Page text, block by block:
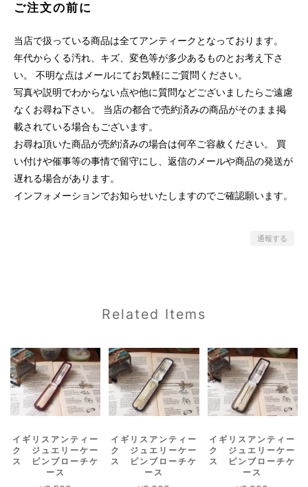
ご注文の前に
当店で扱っている商品は全てアンティークとなっております。
年代からくる汚れ、キズ、変色等が多少あるものとお考え下さ
い。 不明な点はメールにてお気軽にご質問ください。
写真や説明でわからない点や他に質問などございましたらご遠慮
なくお尋ね下さい。 当店の都合で売約済みの商品がそのまま掲
載されている場合もございます。
お尋ね頂いた商品が売約済みの場合は何卒ご容赦ください。 買
い付けや催事等の事情で留守にし、返信のメールや商品の発送が
遅れる場合があります。
インフォメーションでお知らせいたしますのでご確認願います。
通報する
Related Items
イギリスアンティー
ク ジュエリーケー
ス ピンブローチケ
ース
イギリスアンティー
ク ジュエリーケー
ス ピンブローチケ
ース
イギリスアンティー
ク ジュエリーケー
ス ピンブローチケ
ース